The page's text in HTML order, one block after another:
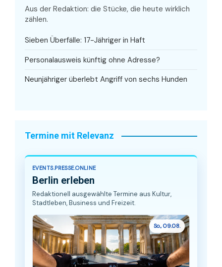
Aus der Redaktion: die Stücke, die heute wirklich
zählen.
Sieben Überfälle: 17-Jähriger in Haft
Personalausweis künftig ohne Adresse?
Neunjähriger überlebt Angriff von sechs Hunden
Termine mit Relevanz
EVENTS.PRESSE.ONLINE
Berlin erleben
Redaktionell ausgewählte Termine aus Kultur,
Stadtleben, Business und Freizeit.
So., 09.08.